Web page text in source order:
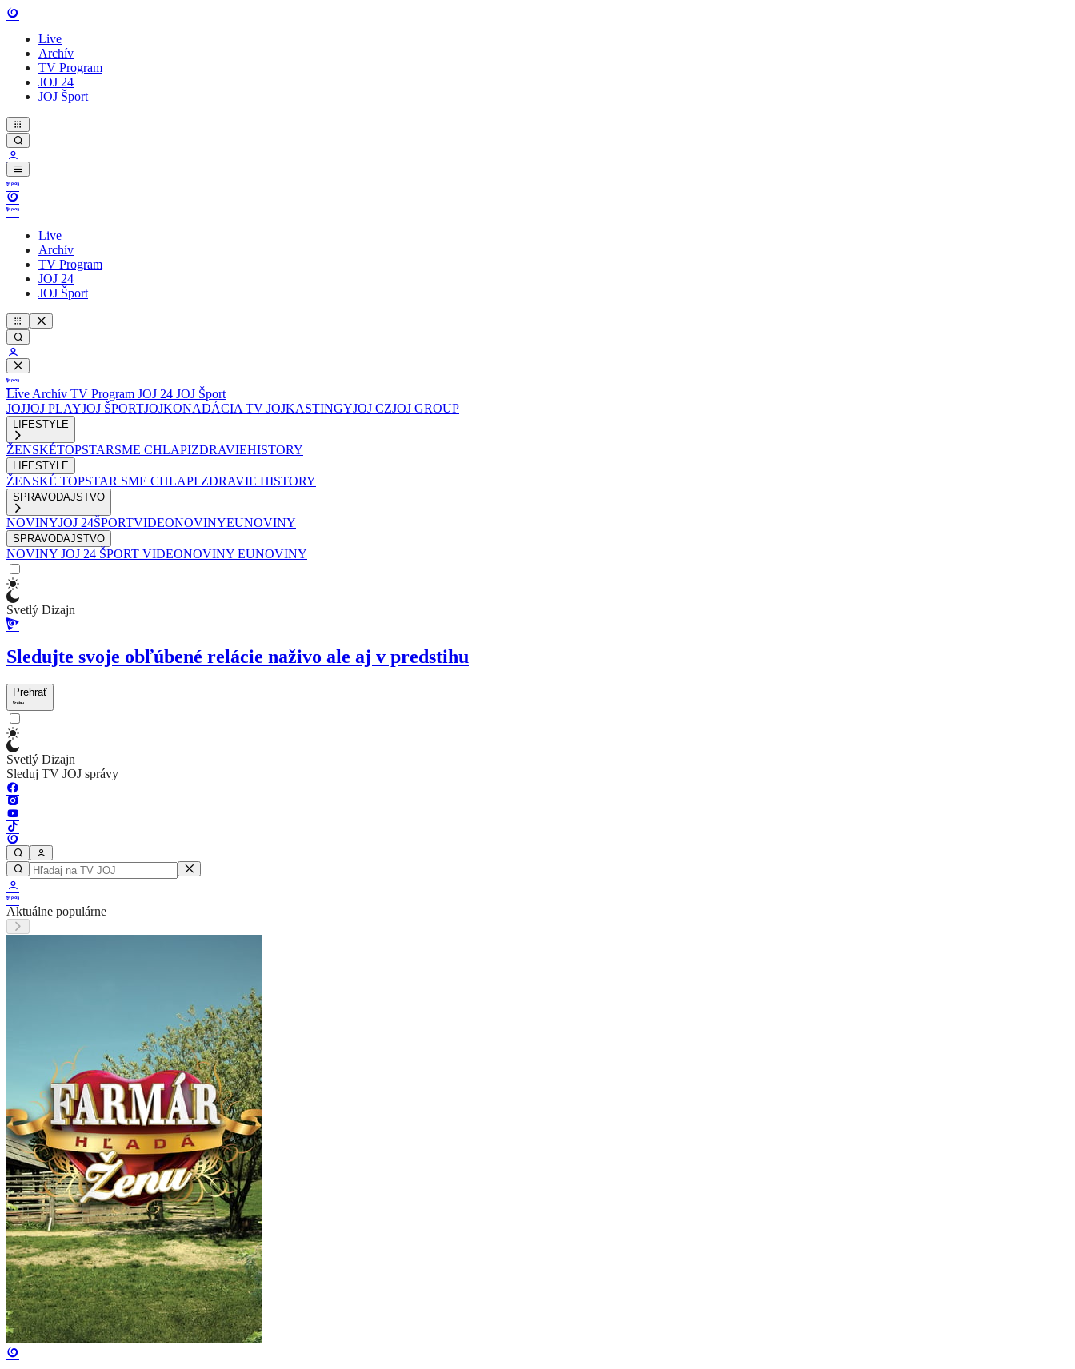
Live
Archív
TV Program
JOJ 24
JOJ Šport
Live
Archív
TV Program
JOJ 24
JOJ Šport
Live Archív TV Program JOJ 24 JOJ Šport
JOJJOJ PLAYJOJ ŠPORTJOJKONADÁCIA TV JOJKASTINGYJOJ CZJOJ GROUP
LIFESTYLE
ŽENSKÉTOPSTARSME CHLAPIZDRAVIEHISTORY
LIFESTYLE
ŽENSKÉ TOPSTAR SME CHLAPI ZDRAVIE HISTORY
SPRAVODAJSTVO
NOVINYJOJ 24ŠPORTVIDEONOVINYEUNOVINY
SPRAVODAJSTVO
NOVINY JOJ 24 ŠPORT VIDEONOVINY EUNOVINY
Svetlý Dizajn
Sledujte svoje obľúbené relácie naživo ale aj v predstihu
Prehrať
Svetlý Dizajn
Sleduj TV JOJ správy
Aktuálne populárne